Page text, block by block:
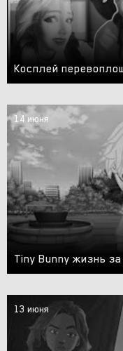
14 июня
Tiny Bunny жизнь
13 июня